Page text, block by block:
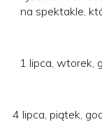
na spektakle,
1 lipca, wtorek,
4 lipca, piątek,